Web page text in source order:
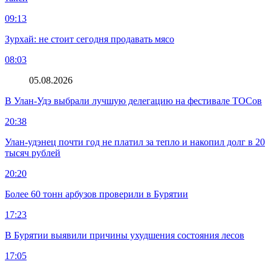
09:13
Зурхай: не стоит сегодня продавать мясо
08:03
05.08.2026
В Улан-Удэ выбрали лучшую делегацию на фестивале ТОСов
20:38
Улан-удэнец почти год не платил за тепло и накопил долг в 20
тысяч рублей
20:20
Более 60 тонн арбузов проверили в Бурятии
17:23
В Бурятии выявили причины ухудшения состояния лесов
17:05